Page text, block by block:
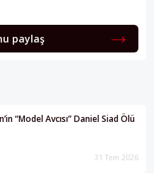
paylaş
“Model Avcısı” Daniel Siad Ölü
31 Tem 2026